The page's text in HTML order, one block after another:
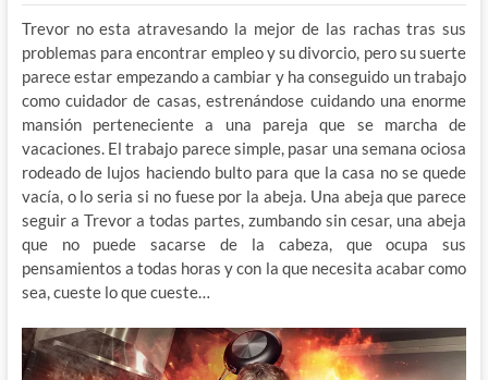
Trevor no esta atravesando la mejor de las rachas tras sus
problemas para encontrar empleo y su divorcio, pero su suerte
parece estar empezando a cambiar y ha conseguido un trabajo
como cuidador de casas, estrenándose cuidando una enorme
mansión perteneciente a una pareja que se marcha de
vacaciones. El trabajo parece simple, pasar una semana ociosa
rodeado de lujos haciendo bulto para que la casa no se quede
vacía, o lo seria si no fuese por la abeja. Una abeja que parece
seguir a Trevor a todas partes, zumbando sin cesar, una abeja
que no puede sacarse de la cabeza, que ocupa sus
pensamientos a todas horas y con la que necesita acabar como
sea, cueste lo que cueste…